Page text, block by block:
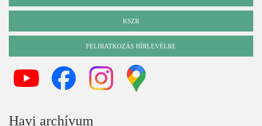
KSZR
FELIRATKOZÁS HÍRLEVÉLRE
Havi archívum